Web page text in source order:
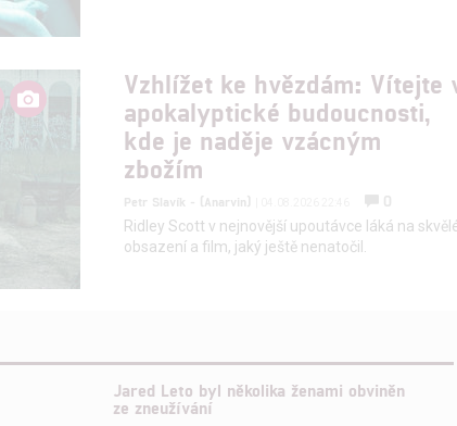
Vzhlížet ke hvězdám: Vítejte
apokalyptické budoucnosti,
kde je naděje vzácným
zbožím
Petr Slavík - (Anarvin)
0
Ridley Scott v nejnovější upoutávce láká na
obsazení a film, jaký ještě nenatočil.
Jared Leto byl několika ženami obviněn
ze zneužívání